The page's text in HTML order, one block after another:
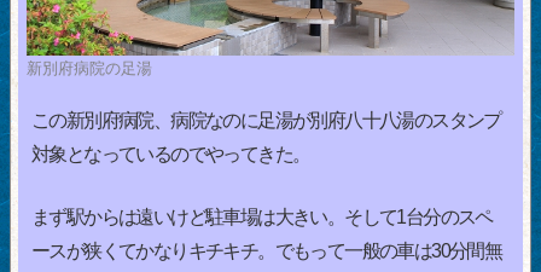
新別府病院の足湯
この新別府病院、病院なのに足湯が別府八十八湯のスタンプ
対象となっているのでやってきた。
まず駅からは遠いけど駐車場は大きい。そして1台分のスペ
ースが狭くてかなりキチキチ。でもって一般の車は30分間無